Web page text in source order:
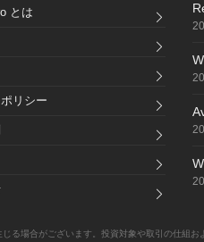
とは
リシー
る場合がございます。投資対象や取引の仕組